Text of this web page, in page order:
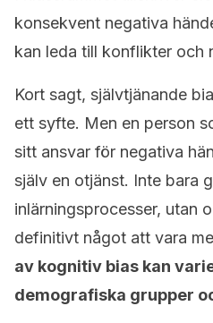
konsekvent negativa
kan leda till konflikter och
Kort sagt, självtjänande
ett syfte. Men en person
sitt ansvar för negativa
själv en otjänst. Inte bara
inlärningsprocesser, utan
definitivt något att vara
av kognitiv bias kan
demografiska grupper